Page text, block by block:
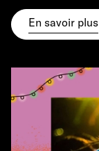
En savoir plus